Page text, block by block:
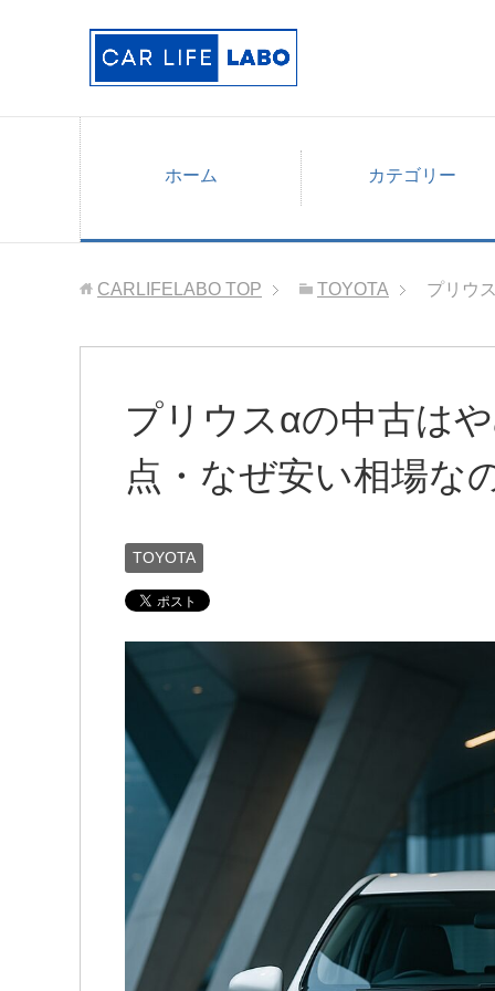
ホーム カテゴリー
CARLIFELABO TOP TOYOTA プリウ
プリウスαの中古は
点・なぜ安い相場な
TOYOTA